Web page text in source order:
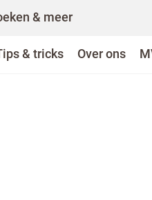
& meer
& tricks Over ons